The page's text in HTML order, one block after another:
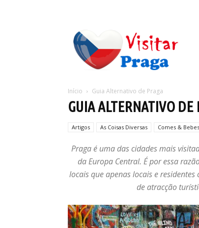
Visitar
Praga
Início Guia Alternativo de Praga
GUIA ALTERNATIVO DE
Artigos As Coisas Diversas Comes & Bebes
Praga é uma das cidades mais
da Europa Central. É por essa
locais que apenas locais e
de atracção